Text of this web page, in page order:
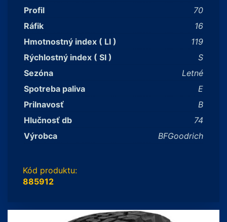
Profil
70
Ráfik
16
Hmotnostný index ( LI )
119
Rýchlostný index ( SI )
S
Sezóna
Letné
Spotreba paliva
E
Prilnavosť
B
Hlučnosť db
74
Výrobca
BFGoodrich
Kód produktu:
885912